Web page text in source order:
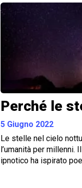
Perché le
5 Giugno 2022
Le stelle nel cielo
l’umanità per
ipnotico ha ispirato